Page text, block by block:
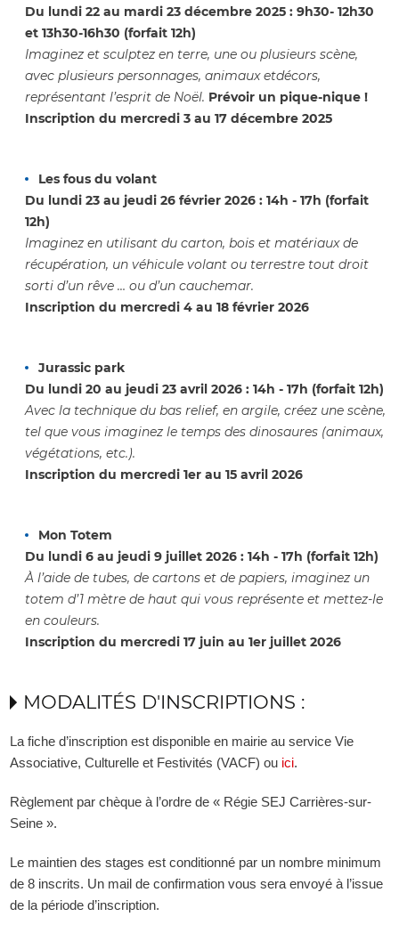
Du lundi 22 au mardi 23 décembre 2025 : 9h30- 12h30
et 13h30-16h30 (forfait 12h)
Imaginez et sculptez en terre, une ou plusieurs scène,
avec plusieurs personnages, animaux etdécors,
représentant l’esprit de Noël. Prévoir un pique-nique !
Inscription du mercredi 3 au 17 décembre 2025
Les fous du volant
Du lundi 23 au jeudi 26 février 2026 : 14h - 17h (forfait
12h)
Imaginez en utilisant du carton, bois et matériaux de
récupération, un véhicule volant ou terrestre tout droit
sorti d’un rêve … ou d’un cauchemar.
Inscription du mercredi 4 au 18 février 2026
Jurassic park
Du lundi 20 au jeudi 23 avril 2026 : 14h - 17h (forfait 12h)
Avec la technique du bas relief, en argile, créez une scène,
tel que vous imaginez le temps des dinosaures (animaux,
végétations, etc.).
Inscription du mercredi 1er au 15 avril 2026
Mon Totem
Du lundi 6 au jeudi 9 juillet 2026 : 14h - 17h (forfait 12h)
À l’aide de tubes, de cartons et de papiers, imaginez un
totem d’1 mètre de haut qui vous représente et mettez-le
en couleurs.
Inscription du mercredi 17 juin au 1er juillet 2026
MODALITÉS D'INSCRIPTIONS :
La fiche d’inscription est disponible en mairie au service Vie
Associative, Culturelle et Festivités (VACF) ou ici.
Règlement par chèque à l’ordre de « Régie SEJ Carrières-sur-
Seine ».
Le maintien des stages est conditionné par un nombre minimum
de 8 inscrits. Un mail de confirmation vous sera envoyé à l’issue
de la période d’inscription.